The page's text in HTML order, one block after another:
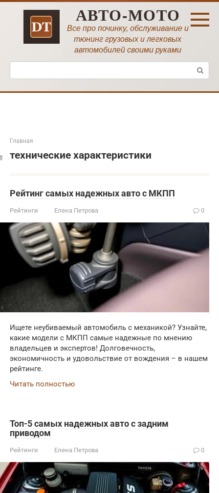
Перейти
АВТО-МОТО
Все про починку, обслуживание и
тюнинг грузовых и легковых
автомобилей своими руками
Поиск:
Главная
технические характеристики
Рейтинг самых надежных авто с МКПП
Рейтинги Елена Петрова 0
Ищете неубиваемый автомобиль с механикой? Узнайте,
какие модели с МКПП самые надежные по мнению
владельцев и экспертов! Долговечность,
экономичность и удовольствие от вождения – в нашем
рейтинге.
Читать полностью
Топ-5 самых надежных авто с задним
приводом
Рейтинги Елена Петрова 0